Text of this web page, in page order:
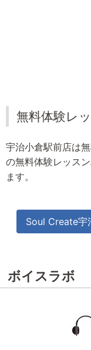
無料体験レ
宇治小倉駅前店は
の無料体験レッス
ます。
Soul Create宇
ボイスラボ